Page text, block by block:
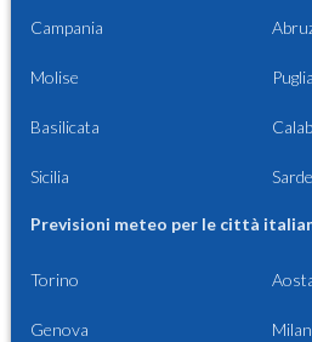
Campania
Molise Puglia
Basilicata
Sicilia
Previsioni meteo per le città
Torino
Genova